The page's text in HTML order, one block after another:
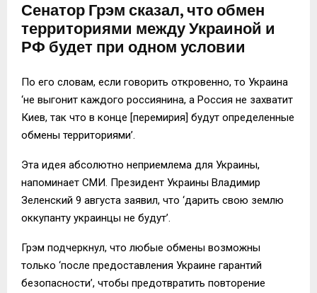
Сенатор Грэм сказал, что обмен
территориями между Украиной и
РФ будет при одном условии
По его словам, если говорить откровенно, то Украина
‘не выгонит каждого россиянина, а Россия не захватит
Киев, так что в конце [перемирия] будут определенные
обмены территориями’.
Эта идея абсолютно неприемлема для Украины,
напоминает СМИ. Президент Украины Владимир
Зеленский 9 августа заявил, что ‘дарить свою землю
оккупанту украинцы не будут’.
Грэм подчеркнул, что любые обмены возможны
только ‘после предоставления Украине гарантий
безопасности’, чтобы предотвратить повторение